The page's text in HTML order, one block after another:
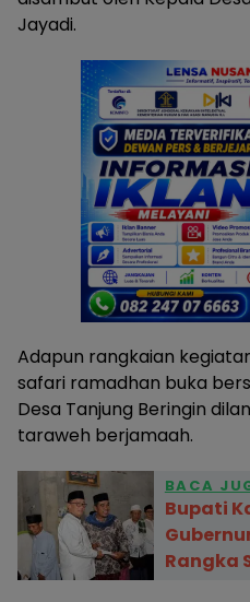
Jayadi.
Adapun rangkaian
safari ramadhan buka
Desa Tanjung Beringin
taraweh berjamaah.
BACA
Bupati
Rangka